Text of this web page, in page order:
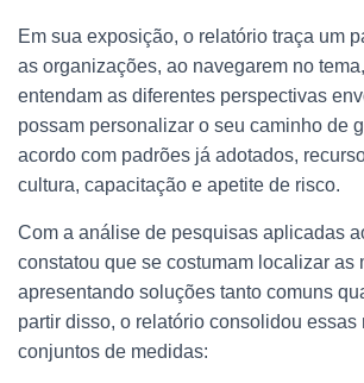
Em sua exposição, o relatório traça um
as organizações, ao navegarem no
entendam as diferentes perspectivas
possam personalizar o seu caminho de
acordo com padrões já adotados,
cultura, capacitação e apetite de risco.
Com a análise de pesquisas aplicadas
constatou que se costumam localizar as
apresentando soluções tanto comuns
partir disso, o relatório consolidou essas
conjuntos de medidas: